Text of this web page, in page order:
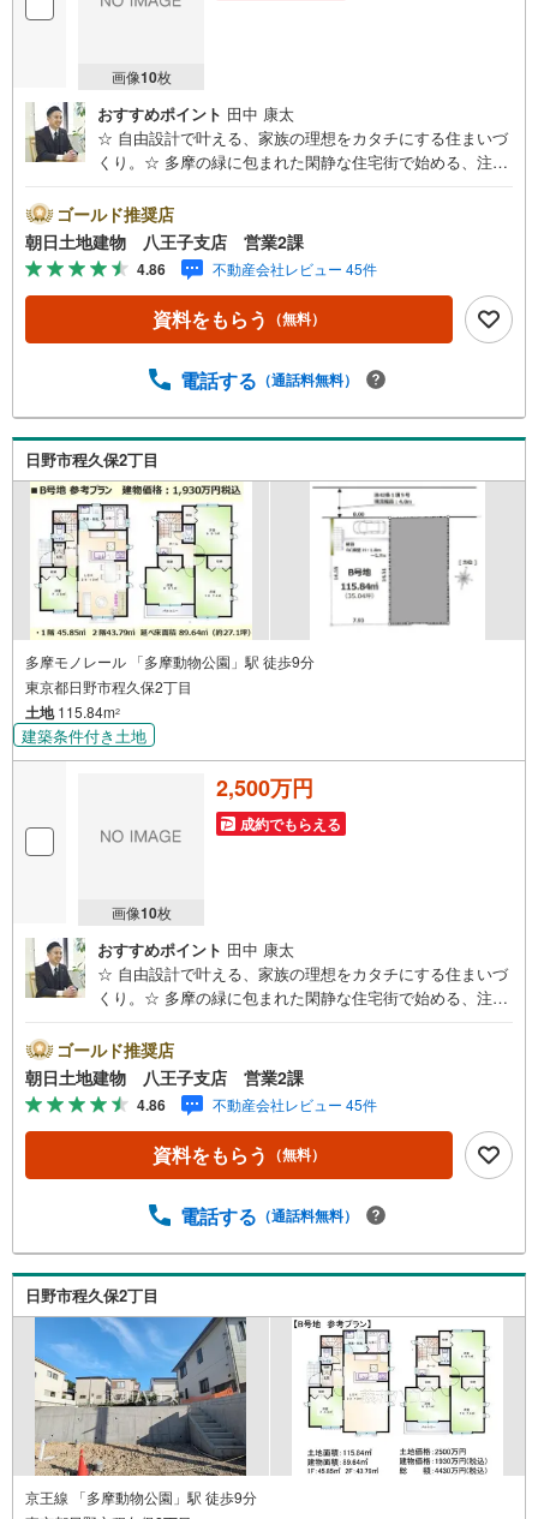
画像10枚
おすすめポイント 田中 康太
☆ 自由設計で叶える、家族の理想をカタチにする住まいづ
くり。☆ 多摩の緑に包まれた閑静な住宅街で始める、注文
まいづくりと高品質住宅。☆ 駅徒歩圏×第一種低層住居専
用地域。永住にふさわしい穏やかな住環境。※バザール会場
には、ベビーベッドや キッズスペースをご用意しており
ます。 小さなお子様連れでも、安心してご来場くださ
い！資料請求、住宅ローンのご相談などお気軽にお問合せ
ください！スタッフ25名でお客様がご覧になったことのな
シなどに掲載できない物件も多数ございます！ご案内時に
さい！■ご案内方法ご自宅へお迎え・最寄り駅等でお待ち合
わせ、弊社へのご来社など、ご相談ください。ご希望があ
れば周辺環境、お客様の希望に合わせた物件などもご案内
をいたします。お住まい探しは朝日土地建物（株）八王子
店 営業2課にお任せください！
ゴールド推奨店
朝日土地建物 八王子支店 営業2課
4.86 不動産会社レビュー 45件
資料をもらう （無料）
電話する （通話料無料）
日野市程久保2丁目
多摩モノレール 「多摩動物公園」駅 徒歩9分
東京都日野市程久保2丁目
土地115.84m2
建築条件付き土地
画像10枚
2,500万円
成約でもらえる
おすすめポイント 田中 康太
☆ 自由設計で叶える、家族の理想をカタチにする住まいづ
くり。☆ 多摩の緑に包まれた閑静な住宅街で始める、注文
まいづくりと高品質住宅。☆ 駅徒歩圏×第一種低層住居専
用地域。永住にふさわしい穏やかな住環境。※バザール会場
には、ベビーベッドや キッズスペースをご用意しており
ます。 小さなお子様連れでも、安心してご来場くださ
い！資料請求、住宅ローンのご相談などお気軽にお問合せ
ください！スタッフ25名でお客様がご覧になったことのな
シなどに掲載できない物件も多数ございます！ご案内時に
さい！■ご案内方法ご自宅へお迎え・最寄り駅等でお待ち合
わせ、弊社へのご来社など、ご相談ください。ご希望があ
れば周辺環境、お客様の希望に合わせた物件などもご案内
をいたします。お住まい探しは朝日土地建物（株）八王子
店 営業2課にお任せください！
ゴールド推奨店
朝日土地建物 八王子支店 営業2課
4.86 不動産会社レビュー 45件
資料をもらう （無料）
電話する （通話料無料）
日野市程久保2丁目
京王線 「多摩動物公園」駅 徒歩9分